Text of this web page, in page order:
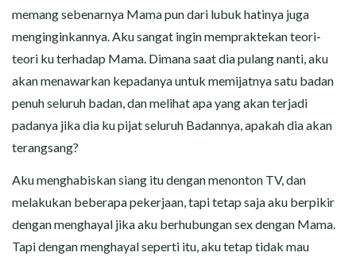
memang sebenarnya Mama pun dari lubuk hatinya juga
menginginkannya. Aku sangat ingin mempraktekan teori-
teori ku terhadap Mama. Dimana saat dia pulang nanti, aku
akan menawarkan kepadanya untuk memijatnya satu badan
penuh seluruh badan, dan melihat apa yang akan terjadi
padanya jika dia ku pijat seluruh Badannya, apakah dia akan
terangsang?
Aku menghabiskan siang itu dengan menonton TV, dan
melakukan beberapa pekerjaan, tapi tetap saja aku berpikir
dengan menghayal jika aku berhubungan sex dengan Mama.
Tapi dengan menghayal seperti itu, aku tetap tidak mau